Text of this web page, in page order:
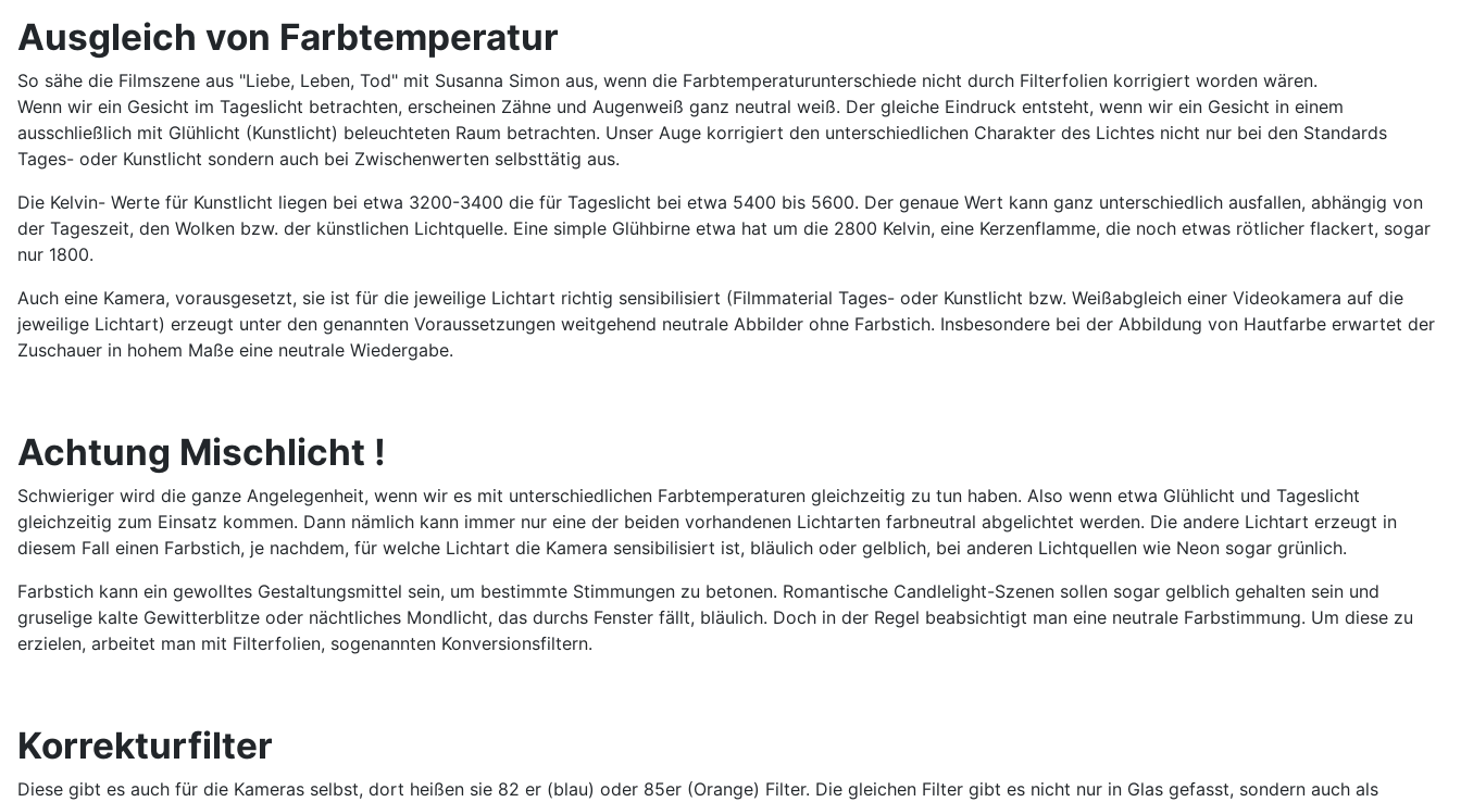
Ausgleich von Farbtemperatur
So sähe die Filmszene aus "Liebe, Leben, Tod" mit Susanna Simon aus, wenn die Farbtemperaturunterschiede nicht durch Filterfolien korrigiert worden wären.
Wenn wir ein Gesicht im Tageslicht betrachten, erscheinen Zähne und Augenweiß ganz neutral weiß. Der gleiche Eindruck entsteht, wenn wir ein Gesicht in einem
ausschließlich mit Glühlicht (Kunstlicht) beleuchteten Raum betrachten. Unser Auge korrigiert den unterschiedlichen Charakter des Lichtes nicht nur bei den Standards
Tages- oder Kunstlicht sondern auch bei Zwischenwerten selbsttätig aus.
Die Kelvin- Werte für Kunstlicht liegen bei etwa 3200-3400 die für Tageslicht bei etwa 5400 bis 5600. Der genaue Wert kann ganz unterschiedlich ausfallen, abhängig von
der Tageszeit, den Wolken bzw. der künstlichen Lichtquelle. Eine simple Glühbirne etwa hat um die 2800 Kelvin, eine Kerzenflamme, die noch etwas rötlicher flackert, sogar
nur 1800.
Auch eine Kamera, vorausgesetzt, sie ist für die jeweilige Lichtart richtig sensibilisiert (Filmmaterial Tages- oder Kunstlicht bzw. Weißabgleich einer Videokamera auf die
jeweilige Lichtart) erzeugt unter den genannten Voraussetzungen weitgehend neutrale Abbilder ohne Farbstich. Insbesondere bei der Abbildung von Hautfarbe erwartet der
Zuschauer in hohem Maße eine neutrale Wiedergabe.
Achtung Mischlicht !
Schwieriger wird die ganze Angelegenheit, wenn wir es mit unterschiedlichen Farbtemperaturen gleichzeitig zu tun haben. Also wenn etwa Glühlicht und Tageslicht
gleichzeitig zum Einsatz kommen. Dann nämlich kann immer nur eine der beiden vorhandenen Lichtarten farbneutral abgelichtet werden. Die andere Lichtart erzeugt in
diesem Fall einen Farbstich, je nachdem, für welche Lichtart die Kamera sensibilisiert ist, bläulich oder gelblich, bei anderen Lichtquellen wie Neon sogar grünlich.
Farbstich kann ein gewolltes Gestaltungsmittel sein, um bestimmte Stimmungen zu betonen. Romantische Candlelight-Szenen sollen sogar gelblich gehalten sein und
gruselige kalte Gewitterblitze oder nächtliches Mondlicht, das durchs Fenster fällt, bläulich. Doch in der Regel beabsichtigt man eine neutrale Farbstimmung. Um diese zu
erzielen, arbeitet man mit Filterfolien, sogenannten Konversionsfiltern.
Korrekturfilter
Diese gibt es auch für die Kameras selbst, dort heißen sie 82 er (blau) oder 85er (Orange) Filter. Die gleichen Filter gibt es nicht nur in Glas gefasst, sondern auch als